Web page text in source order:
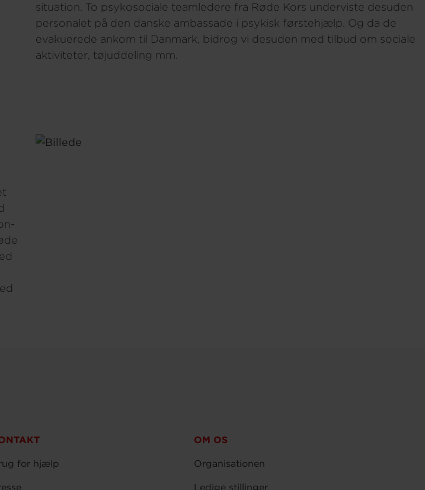
situation. To psykosociale teamledere fra Røde Kors underviste desuden
personalet på den danske ambassade i psykisk førstehjælp. Og da de
evakuerede ankom til Danmark, bidrog vi desuden med tilbud om sociale
aktiviteter, tøjuddeling mm.
for hjælp
OM OS
Organisationen
Ledige stillinger